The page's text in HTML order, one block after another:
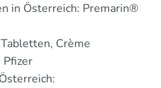
in Österreich: Premarin®
Crème